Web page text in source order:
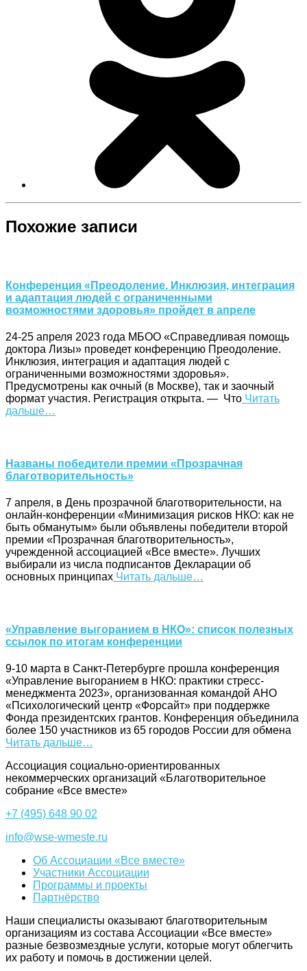
Похожие записи
Конференция «Преодоление. Инклюзия, интеграция
и адаптация людей с ограниченными
возможностями здоровья» пройдет в апреле
24-25 апреля 2023 года МБОО «Справедливая помощь
доктора Лизы» проведет конференцию Преодоление.
Инклюзия, интеграция и адаптация людей с
ограниченными возможностями здоровья».
Предусмотрены как очный (в Москве), так и заочный
формат участия. Регистрация открыта. — Что Читать
дальше…
Названы победители премии «Прозрачная
благотворительность»
7 апреля, в День прозрачной благотворительности, на
онлайн-конференции «Минимизация рисков НКО: как не
быть обманутым» были объявлены победители второй
премии «Прозрачная благотворительность»,
учрежденной ассоциацией «Все вместе». Лучших
выбирали из числа подписантов Декларации об
основных принципах Читать дальше…
«Управление выгоранием в НКО»: список полезных
ссылок по итогам конференции
9-10 марта в Санкт-Петербурге прошла конференция
«Управление выгоранием в НКО: практики стресс-
менеджмента 2023», организованная командой АНО
«Психологический центр «Форсайт» при поддержке
Фонда президентских грантов. Конференция объединила
более 150 участников из 65 городов России для обмена
Читать дальше…
Ассоциация cоциально-ориентированных
некоммерческих организаций «Благотворительное
собрание «Все вместе»
+7 (495) 648 90 02
info@wse-wmeste.ru
Об Ассоциации «Все вместе»
Участники Ассоциации
Программы и проекты
Партнёрство
Наши специалисты оказывают благотворительным
организациям из состава Ассоциации «Все вместе»
разные безвозмездные услуги, которые могут облегчить
их работу и помочь в достижении целей.